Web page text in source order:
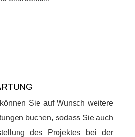
Sie auf Wunsch weitere
buchen, sodass Sie auch
des Projektes bei der